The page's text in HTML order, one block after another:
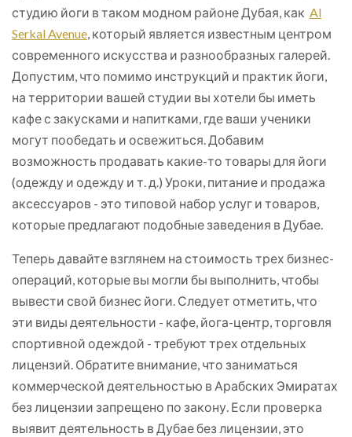
студию йоги в таком модном районе Дубая, как Al
Serkal Avenue, который является известным центром
современного искусства и разнообразных галерей.
Допустим, что помимо инструкций и практик йоги,
на территории вашей студии вы хотели бы иметь
кафе с закусками и напитками, где ваши ученики
могут пообедать и освежиться. Добавим
возможность продавать какие-то товары для йоги
(одежду и одежду и т. д.) Уроки, питание и продажа
аксессуаров - это типовой набор услуг и товаров,
которые предлагают подобные заведения в Дубае.
Теперь давайте взглянем на стоимость трех бизнес-
операций, которые вы могли бы выполнить, чтобы
вывести свой бизнес йоги. Следует отметить, что
эти виды деятельности - кафе, йога-центр, торговля
спортивной одеждой - требуют трех отдельных
лицензий. Обратите внимание, что заниматься
коммерческой деятельностью в Арабских Эмиратах
без лицензии запрещено по закону. Если проверка
выявит деятельность в Дубае без лицензии, это